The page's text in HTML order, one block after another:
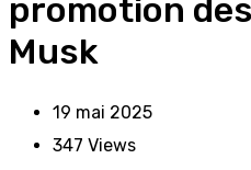
promotion
Musk
19 mai 2025
347 Views